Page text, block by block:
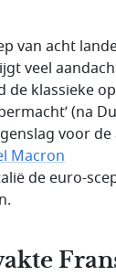
van acht
veel
de klassieke
(na
voor
Macron
de euro-